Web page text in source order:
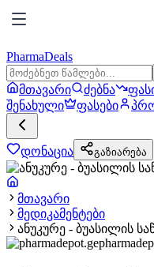
PharmaDeals
მთავარი ძებნა
შენახული
ფასები
დონაცია გაზიარება
მთავარი
მედიკამენტები
ანუკურე - ბუასილის